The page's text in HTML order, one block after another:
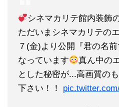
シネマカリテ館内装飾
ただいまシネマカリテの
７(金)より公開『君の名
なっています
真ん中の
とした秘密が...高画質の
下さい！！